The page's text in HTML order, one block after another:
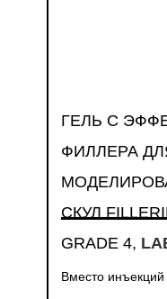
ГЕЛЬ С
ФИЛЛЕРА
СКУЛ
GRADE 4,
Вместо